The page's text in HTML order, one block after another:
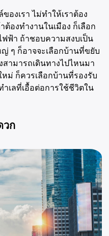
งเรา ไม่ทำให้เราต้อง
องทำงานในเมือง ก็เลือก
ฟฟ้า ถ้าชอบความสงบเป็น
ๆ ก็อาจจะเลือกบ้านที่ขยับ
ามารถเดินทางไปไหนมา
ม่ ก็ควรเลือกบ้านที่รองรับ
เลที่เอื้อต่อการใช้ชีวิตใน
วก